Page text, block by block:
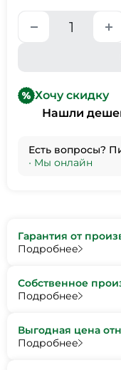
Хочу скидку
Нашли
Есть вопросы?
• Мы онлайн
Гарантия от
Подробнее
Собственное
Подробнее
Выгодная цена
Подробнее